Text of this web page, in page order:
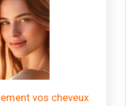
vos cheveux